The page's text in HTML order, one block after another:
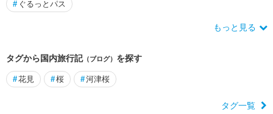
目
京
タ
ワ
# ぐるっとパス
もっと見る
タグから国内旅行記（ブログ） を探す
#花見 #桜 #河津桜
タグ一覧